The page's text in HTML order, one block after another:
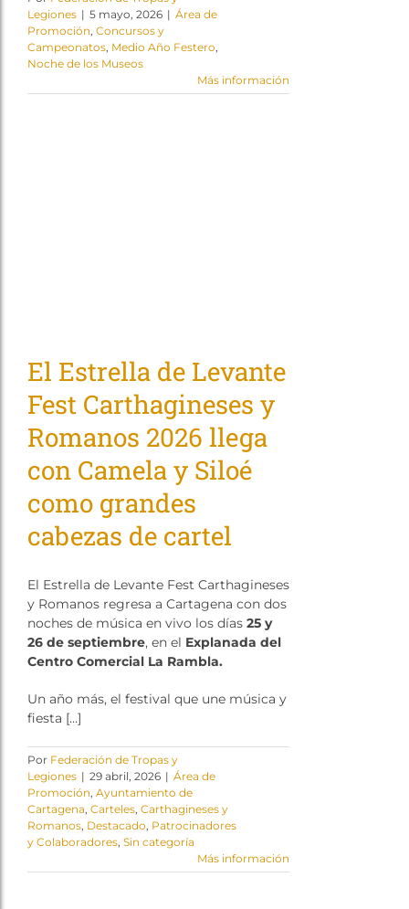
Legiones | 5 mayo, 2026 | Área de
Promoción Concursos y
Campeonatos Medio Año Festero
Noche de los Museos
Más información
El Estrella de Levante
Fest Carthagineses y
Romanos 2026 llega
con Camela y Siloé
como grandes
cabezas de cartel
El Estrella de Levante Fest Carthagineses
y Romanos regresa a Cartagena con dos
noches de música en vivo los días 25 y
26 de septiembre, en el Explanada del
Centro Comercial La Rambla.
Un año más, el festival que une música y
fiesta […]
Por Federación de Tropas y
Legiones | 29 abril, 2026 | Área de
Promoción, Ayuntamiento de
Cartagena, Carteles, Carthagineses y
Romanos, Destacado, Patrocinadores
y Colaboradores, Sin categoría
Más información